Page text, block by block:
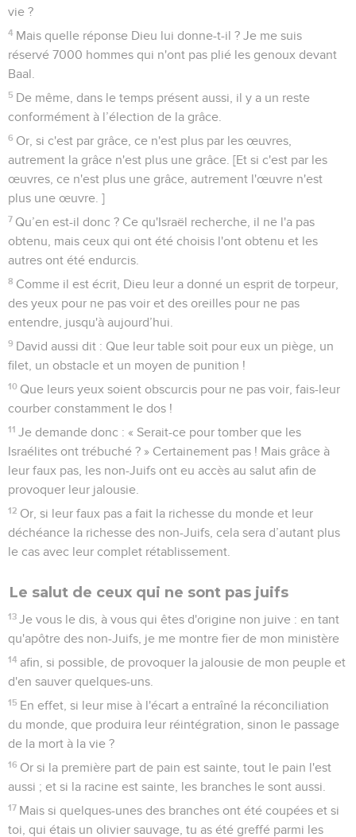
vie ?
4 Mais quelle réponse Dieu lui donne-t-il ? Je me suis
réservé 7000 hommes qui n'ont pas plié les genoux devant
Baal.
5 De même, dans le temps présent aussi, il y a un reste
conformément à l’élection de la grâce.
6 Or, si c'est par grâce, ce n'est plus par les œuvres,
autrement la grâce n'est plus une grâce. [Et si c'est par les
œuvres, ce n'est plus une grâce, autrement l'œuvre n'est
plus une œuvre. ]
7 Qu’en est-il donc ? Ce qu'Israël recherche, il ne l'a pas
obtenu, mais ceux qui ont été choisis l'ont obtenu et les
autres ont été endurcis.
8 Comme il est écrit, Dieu leur a donné un esprit de torpeur,
des yeux pour ne pas voir et des oreilles pour ne pas
entendre, jusqu'à aujourd’hui.
9 David aussi dit : Que leur table soit pour eux un piège, un
filet, un obstacle et un moyen de punition !
10 Que leurs yeux soient obscurcis pour ne pas voir, fais-leur
courber constamment le dos !
11 Je demande donc : « Serait-ce pour tomber que les
Israélites ont trébuché ? » Certainement pas ! Mais grâce à
leur faux pas, les non-Juifs ont eu accès au salut afin de
provoquer leur jalousie.
12 Or, si leur faux pas a fait la richesse du monde et leur
déchéance la richesse des non-Juifs, cela sera d’autant plus
le cas avec leur complet rétablissement.
Le salut de ceux qui ne sont pas juifs
13 Je vous le dis, à vous qui êtes d'origine non juive : en tant
qu'apôtre des non-Juifs, je me montre fier de mon ministère
14 afin, si possible, de provoquer la jalousie de mon peuple et
d'en sauver quelques-uns.
15 En effet, si leur mise à l'écart a entraîné la réconciliation
du monde, que produira leur réintégration, sinon le passage
de la mort à la vie ?
16 Or si la première part de pain est sainte, tout le pain l'est
aussi ; et si la racine est sainte, les branches le sont aussi.
17 Mais si quelques-unes des branches ont été coupées et si
toi, qui étais un olivier sauvage, tu as été greffé parmi les